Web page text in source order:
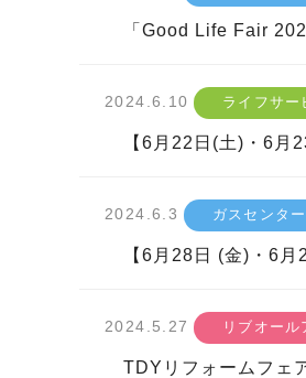
「Good Life Fair
2024.6.10 ライフサー
【6月22日(土)・6月
2024.6.3 ガスセンタ
【6月28日 (金)・6
2024.5.27 リブオー
TDYリフォームフェ